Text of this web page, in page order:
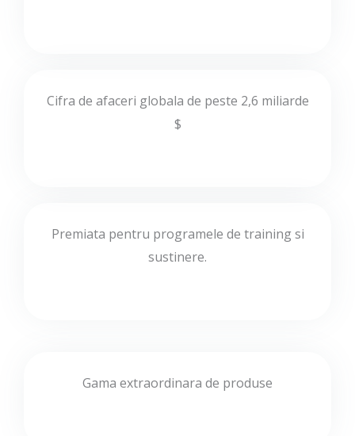
Cifra de afaceri globala de peste 2,6 miliarde
$
Premiata pentru programele de training si
sustinere.
Gama extraordinara de produse